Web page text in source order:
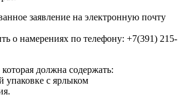
заявление на электронную почту
о намерениях по телефону: +7(391) 215-
должна содержать:
упаковке с ярлыком